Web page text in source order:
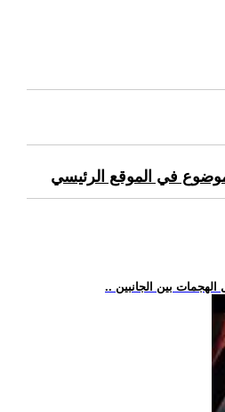
في الموقع الرئيسي
الهجمات بين الجانبين